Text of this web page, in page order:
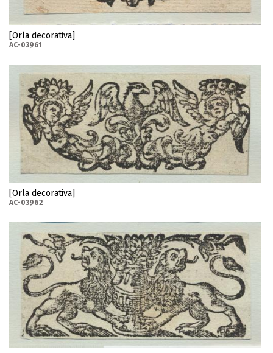
[Orla decorativa]
AC-03961
[Orla decorativa]
AC-03962